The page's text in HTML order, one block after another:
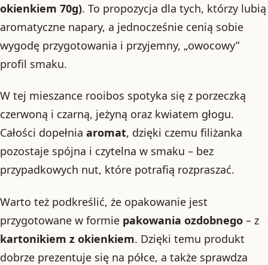
okienkiem 70g). To propozycja dla tych, którzy lubią
aromatyczne napary, a jednocześnie cenią sobie
wygodę przygotowania i przyjemny, „owocowy”
profil smaku.
W tej mieszance rooibos spotyka się z porzeczką
czerwoną i czarną, jeżyną oraz kwiatem głogu.
Całości dopełnia aromat, dzięki czemu filiżanka
pozostaje spójna i czytelna w smaku – bez
przypadkowych nut, które potrafią rozpraszać.
Warto też podkreślić, że opakowanie jest
przygotowane w formie pakowania ozdobnego – z
kartonikiem z okienkiem. Dzięki temu produkt
dobrze prezentuje się na półce, a także sprawdza